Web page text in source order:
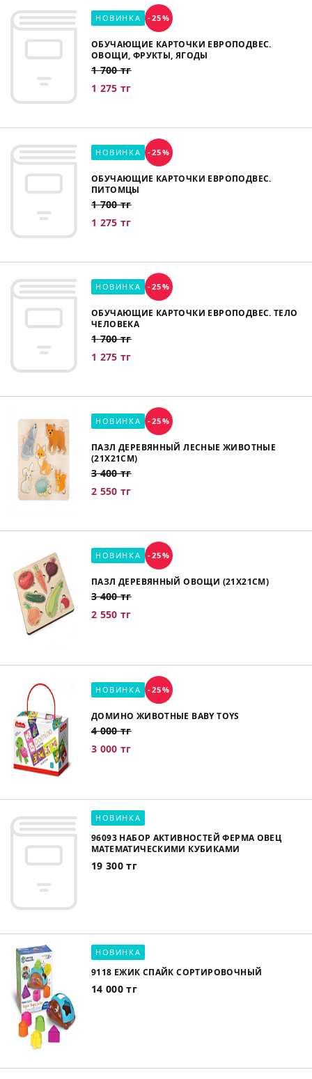
НОВИНКА -25%
ОБУЧАЮЩИЕ КАРТОЧКИ ЕВРОПОДВЕС.
ОВОЩИ, ФРУКТЫ, ЯГОДЫ
1 700 тг
1 275 тг
НОВИНКА -25%
ОБУЧАЮЩИЕ КАРТОЧКИ ЕВРОПОДВЕС.
ПИТОМЦЫ
1 700 тг
1 275 тг
НОВИНКА -25%
ОБУЧАЮЩИЕ КАРТОЧКИ ЕВРОПОДВЕС. ТЕЛО
ЧЕЛОВЕКА
1 700 тг
1 275 тг
НОВИНКА -25%
ПАЗЛ ДЕРЕВЯННЫЙ ЛЕСНЫЕ ЖИВОТНЫЕ
(21Х21СМ)
3 400 тг
2 550 тг
НОВИНКА -25%
ПАЗЛ ДЕРЕВЯННЫЙ ОВОЩИ (21Х21СМ)
3 400 тг
2 550 тг
НОВИНКА -25%
ДОМИНО ЖИВОТНЫЕ BABY TOYS
4 000 тг
3 000 тг
НОВИНКА
96093 НАБОР АКТИВНОСТЕЙ ФЕРМА ОВЕЦ
МАТЕМАТИЧЕСКИМИ КУБИКАМИ
19 300 тг
НОВИНКА
9118 ЕЖИК СПАЙК СОРТИРОВОЧНЫЙ
14 000 тг